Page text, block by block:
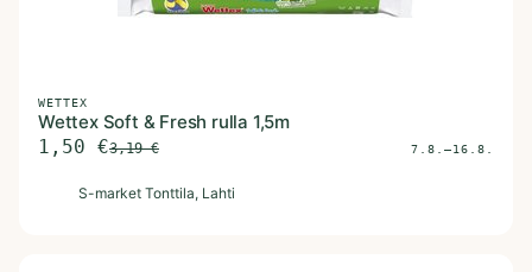
WETTEX
Wettex Soft & Fresh rulla 1,5m
1,50 €3,19€ 7.8.–16.8.
S-market Tonttila, Lahti